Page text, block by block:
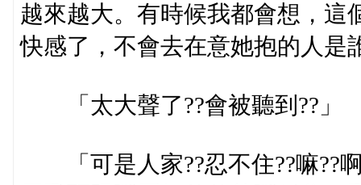
越來越大。有時候我都會想，這
快感了，不會去在意她抱的人是
「太大聲了??會被聽到??」
「可是人家??忍不住??嘛??啊